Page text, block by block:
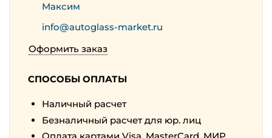
Максим
info@autoglass-market.ru
Оформить заказ
СПОСОБЫ ОПЛАТЫ
Наличный расчет
Безналичный расчет для юр. лиц